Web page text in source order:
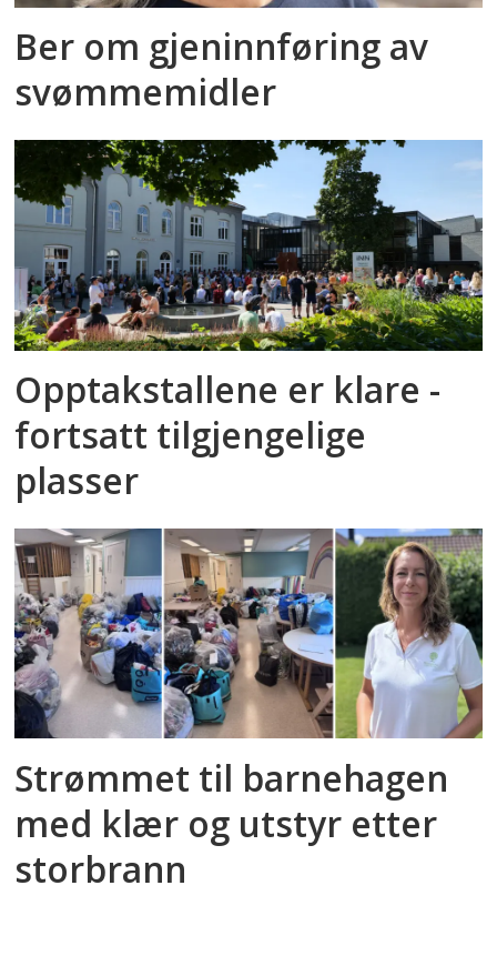
Ber om gjeninnføring av
svømmemidler
Opptakstallene er klare -
fortsatt tilgjengelige
plasser
Strømmet til barnehagen
med klær og utstyr etter
storbrann